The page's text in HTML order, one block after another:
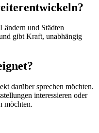
und Städten
gibt Kraft, unabhängig
darüber sprechen möchten.
interessieren oder
möchten.